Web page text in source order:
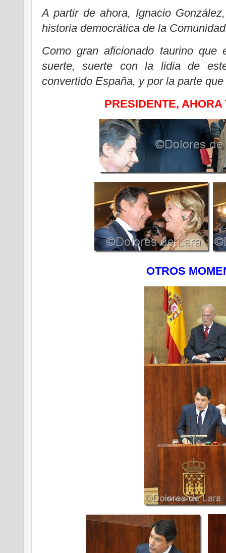
A partir de ahora, Ignacio
historia democrática de la
Como gran aficionado taurino que
suerte, suerte con la lidia de
convertido España, y por la parte
PRESIDENTE,
OTROS